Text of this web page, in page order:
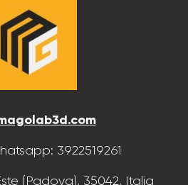
3922519261
(Padova), 35042, Italia